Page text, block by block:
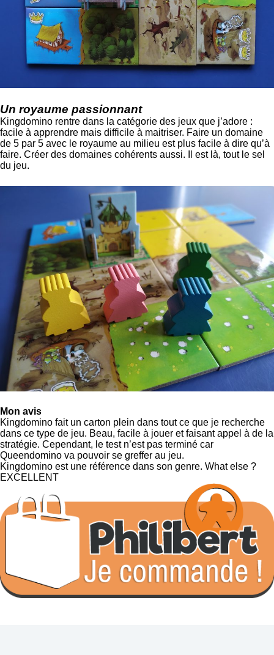
Un royaume passionnant
Kingdomino rentre dans la catégorie des jeux que j’adore :
facile à apprendre mais difficile à maitriser. Faire un domaine
de 5 par 5 avec le royaume au milieu est plus facile à dire qu’à
faire. Créer des domaines cohérents aussi. Il est là, tout le sel
du jeu.
Mon avis
Kingdomino fait un carton plein dans tout ce que je recherche
dans ce type de jeu. Beau, facile à jouer et faisant appel à de la
stratégie. Cependant, le test n’est pas terminé car
Queendomino va pouvoir se greffer au jeu.
Kingdomino est une référence dans son genre. What else ?
EXCELLENT